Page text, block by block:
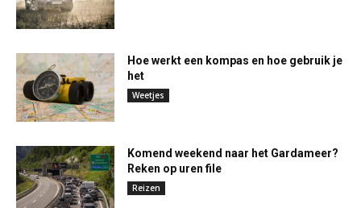
Hoe werkt een kompas en hoe gebruik je
het
Weetjes
Komend weekend naar het Gardameer?
Reken op uren file
Reizen